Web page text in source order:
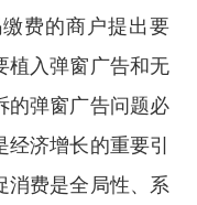
费的商户提出要
植入弹窗广告和无
的弹窗广告问题必
济增长的重要引
消费是全局性、系